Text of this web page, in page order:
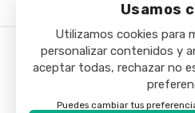
Usamos
Utilizamos cookies para
personalizar contenidos y
aceptar todas, rechazar no
Puedes cambiar tus
Copyright © 2025 -